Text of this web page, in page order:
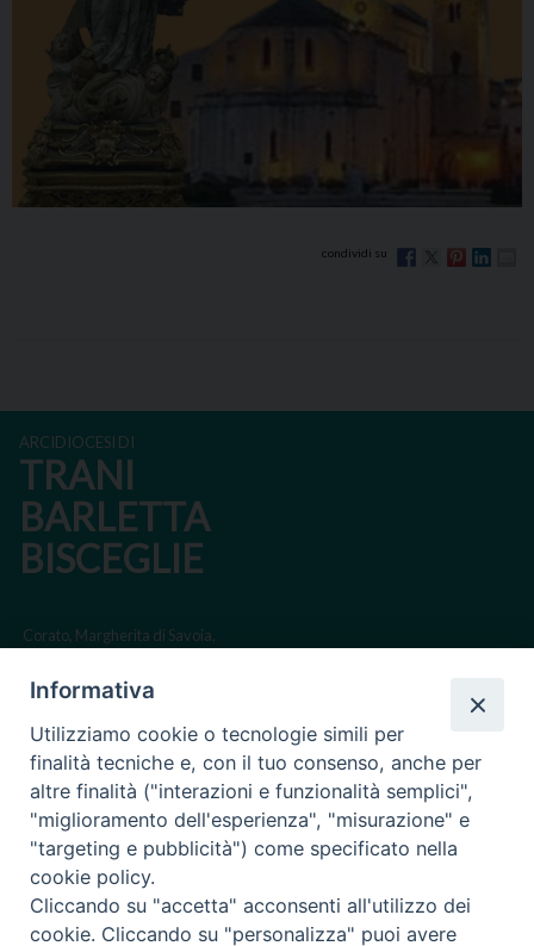
ARCIDIOCESI DI
TRANI
BARLETTA
BISCEGLIE
Corato, Margherita di Savoia,
Regione ecclesiastica Puglia
Via Beltrani, 9
76125 Trani BT
Centralino Tel. 0883 494211
Cancelleria Tel. 0883 494204
Informativa
Utilizziamo cookie o tecnologie simili per
finalità tecniche e, con il tuo consenso, anche per
altre finalità ("interazioni e funzionalità semplici",
"miglioramento dell'esperienza", "misurazione" e
"targeting e pubblicità") come specificato nella
cookie policy.
Cliccando su "accetta" acconsenti all'utilizzo dei
cookie. Cliccando su "personalizza" puoi avere